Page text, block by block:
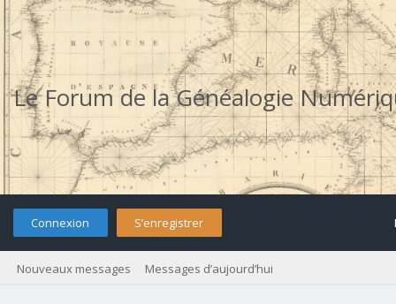
Le Forum de la Généalogie
Connexion S’enregistrer
Nouveaux messages Messages d’aujourd’hui